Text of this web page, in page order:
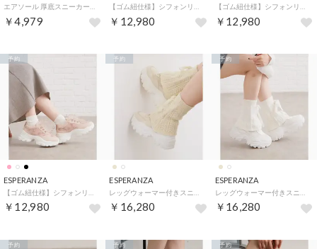
エアソール 厚底スニーカーサンダル culs213 （グレー）
￥4,979
【ゴム紐仕様】シフォンリボン付きジュエルマカロニスニーカー （ホワイト(901)）
￥12,980
【ゴム紐仕様】シフォンリボン付きジュエルマカロニスニーカー （ブラック(919)）
￥12,980
ESPERANZA
￥12,980
予約
ESPERANZA
￥16,280
予約
ESPERANZA
￥16,280
予約
予約 予約 予約